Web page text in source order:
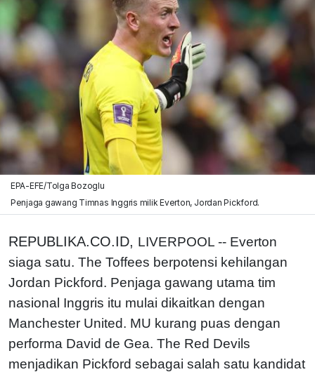
EPA-EFE/Tolga Bozoglu
Penjaga gawang Timnas Inggris milik Everton, Jordan Pickford.
REPUBLIKA.CO.ID, LIVERPOOL -- Everton
siaga satu. The Toffees berpotensi kehilangan
Jordan Pickford. Penjaga gawang utama tim
nasional Inggris itu mulai dikaitkan dengan
Manchester United. MU kurang puas dengan
performa David de Gea. The Red Devils
menjadikan Pickford sebagai salah satu kandidat